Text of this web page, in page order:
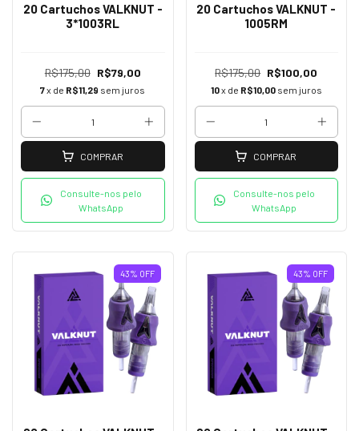
20 Cartuchos VALKNUT -
3*1003RL
R$175,00 R$79,00
7x de R$11,29 sem juros
COMPRAR
Consulte-nos pelo
WhatsApp
20 Cartuchos VALKNUT -
1005RM
R$175,00 R$100,00
10x de R$10,00 sem juros
COMPRAR
Consulte-nos pelo
WhatsApp
43% OFF 43% OFF